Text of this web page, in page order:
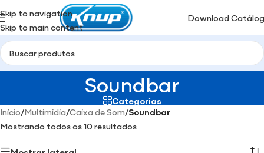
Skip to navigation
Skip to main content
Download
Soundbar
Categorias
Início/Multimidia/Caixa de Som/Soundbar
Mostrando todos os 10 resultados